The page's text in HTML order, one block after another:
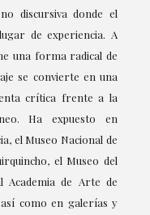
discursiva donde el
de experiencia. A
una forma radical de
se convierte en una
crítica frente a la
Ha expuesto en
el Museo Nacional de
el Museo del
Academia de Arte de
como en galerías y